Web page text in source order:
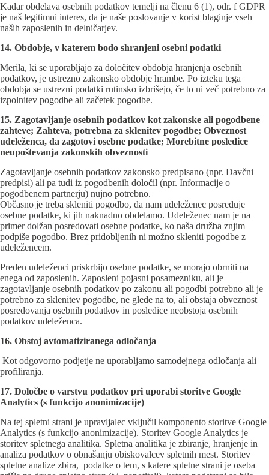
Kadar obdelava osebnih podatkov temelji na členu 6 (1), odr. f GDPR
je naš legitimni interes, da je naše poslovanje v korist blaginje vseh
naših zaposlenih in delničarjev.
14. Obdobje, v katerem bodo shranjeni osebni podatki
Merila, ki se uporabljajo za določitev obdobja hranjenja osebnih
podatkov, je ustrezno zakonsko obdobje hrambe. Po izteku tega
obdobja se ustrezni podatki rutinsko izbrišejo, če to ni več potrebno za
izpolnitev pogodbe ali začetek pogodbe.
15. Zagotavljanje osebnih podatkov kot zakonske ali pogodbene
zahteve; Zahteva, potrebna za sklenitev pogodbe; Obveznost
udeleženca, da zagotovi osebne podatke; Morebitne posledice
neupoštevanja zakonskih obveznosti
Zagotavljanje osebnih podatkov zakonsko predpisano (npr. Davčni
predpisi) ali pa tudi iz pogodbenih določil (npr. Informacije o
pogodbenem partnerju) nujno potrebno.
Občasno je treba skleniti pogodbo, da nam udeleženec posreduje
osebne podatke, ki jih naknadno obdelamo. Udeleženec nam je na
primer dolžan posredovati osebne podatke, ko naša družba znjim
podpiše pogodbo. Brez pridobljenih ni možno skleniti pogodbe z
udeležencem.
Preden udeleženci priskrbijo osebne podatke, se morajo obrniti na
enega od zaposlenih. Zaposleni pojasni posamezniku, ali je
zagotavljanje osebnih podatkov po zakonu ali pogodbi potrebno ali je
potrebno za sklenitev pogodbe, ne glede na to, ali obstaja obveznost
posredovanja osebnih podatkov in posledice neobstoja osebnih
podatkov udeleženca.
16. Obstoj avtomatiziranega odločanja
Kot odgovorno podjetje ne uporabljamo samodejnega odločanja ali
profiliranja.
17. Določbe o varstvu podatkov pri uporabi storitve Google
Analytics (s funkcijo anonimizacije)
Na tej spletni strani je upravljalec vključil komponento storitve Google
Analytics (s funkcijo anonimizacije). Storitev Google Analytics je
storitev spletnega analitika. Spletna analitika je zbiranje, hranjenje in
analiza podatkov o obnašanju obiskovalcev spletnih mest. Storitev
spletne analize zbira, podatke o tem, s katere spletne strani je oseba